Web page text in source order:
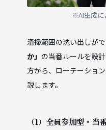
※AI生成に
清掃範囲の洗い出しが
か」 の当番ルールを設
方から、ローテーショ
説します。
（1）全員参加型・当